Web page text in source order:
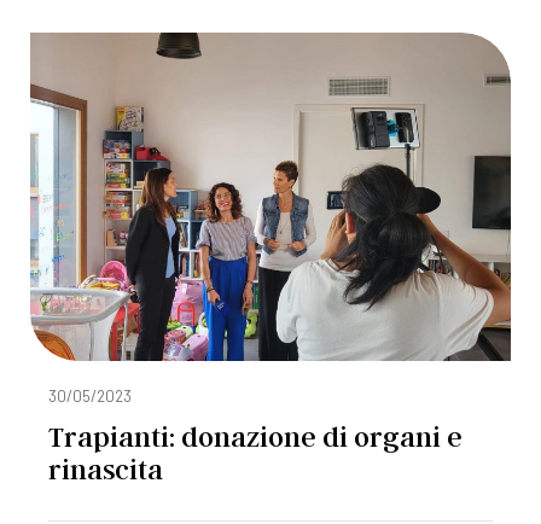
30/05/2023
Trapianti: donazione di organi e
rinascita